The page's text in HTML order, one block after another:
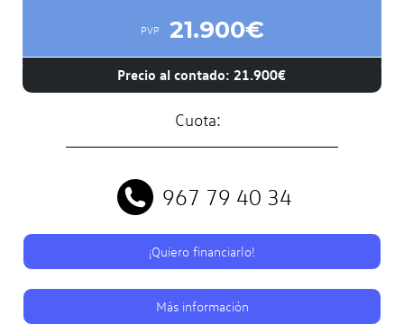
PVP 21.900€
Precio al contado: 21.900€
Cuota:
967 79 40 34
¡Quiero financiarlo!
Más información